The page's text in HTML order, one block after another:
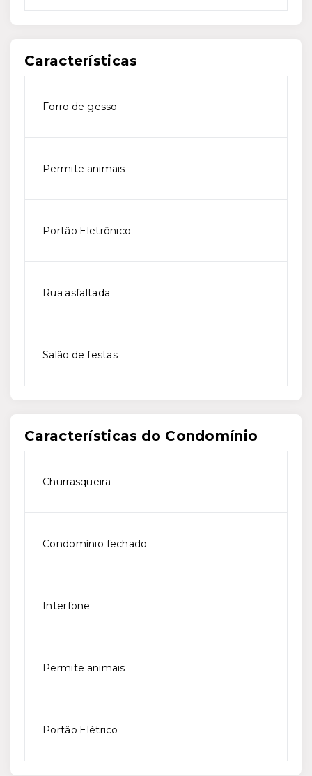
Características
Forro de gesso
Permite animais
Portão Eletrônico
Rua asfaltada
Salão de festas
Características do Condomínio
Churrasqueira
Condomínio fechado
Interfone
Permite animais
Portão Elétrico